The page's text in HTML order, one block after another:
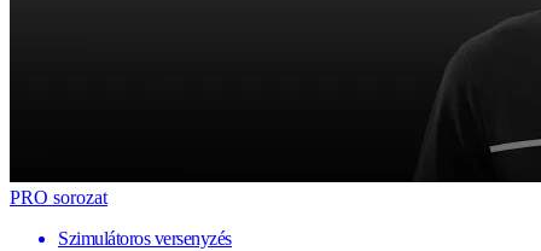
PRO sorozat
Szimulátoros versenyzés